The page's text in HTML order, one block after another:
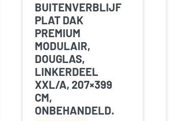
BUITENVERBLIJF
PLAT DAK
PREMIUM
MODULAIR,
DOUGLAS,
LINKERDEEL
XXL/A, 207×399
CM,
ONBEHANDELD.